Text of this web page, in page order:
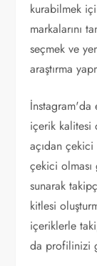
kurabilmek
markalarını
seçmek ve
araştırma
İnstagram'da
içerik kalitesi
açıdan
çekici
sunarak
kitlesi
içeriklerle
da profilinizi